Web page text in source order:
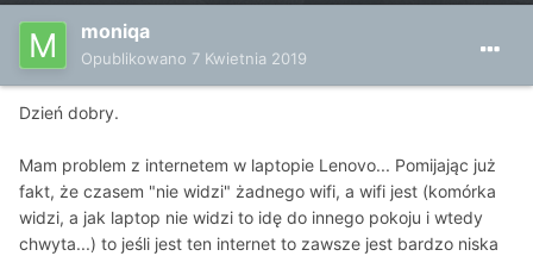
moniqa
Opublikowano 7 Kwietnia 2019
Dzień dobry.
Mam problem z internetem w laptopie Lenovo... Pomijając już
fakt, że czasem "nie widzi" żadnego wifi, a wifi jest (komórka
widzi, a jak laptop nie widzi to idę do innego pokoju i wtedy
chwyta...) to jeśli jest ten internet to zawsze jest bardzo niska